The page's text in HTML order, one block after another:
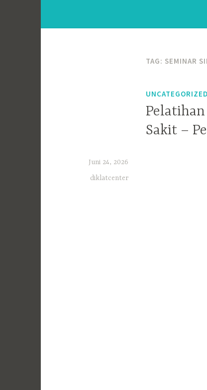
TAG: SEMINAR
UNCATEGORIZED
Sakit –
Juni 24, 2026
diklatcenter